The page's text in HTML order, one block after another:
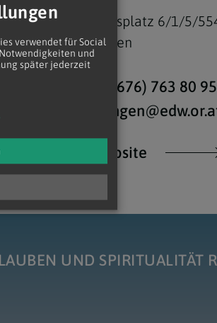
Stephansplatz 6/1/5/
1010 Wien
M +43 (676) 763 80 95
zur Website
UND SPIRITUALITÄT
verwendet für Social
und
später jederzeit